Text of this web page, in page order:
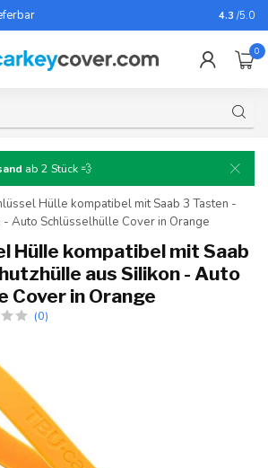
Für fast
4.3 /5.0
0
ab 2 Stück 💨
Hülle kompatibel mit Saab 3 Tasten -
- Auto Schlüsselhülle Cover in Orange
Hülle kompatibel mit Saab
aus Silikon - Auto
Cover in Orange
(0)